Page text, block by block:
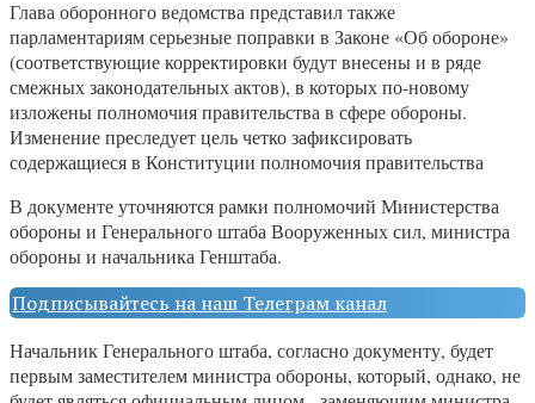
Глава оборонного ведомства представил также
парламентариям серьезные поправки в Законе «Об обороне»
(соответствующие корректировки будут внесены и в ряде
смежных законодательных актов), в которых по-новому
изложены полномочия правительства в сфере обороны.
Изменение преследует цель четко зафиксировать
содержащиеся в Конституции полномочия правительства
В документе уточняются рамки полномочий Министерства
обороны и Генерального штаба Вооруженных сил, министра
обороны и начальника Генштаба.
Подписывайтесь на наш Телеграм канал
Начальник Генерального штаба, согласно документу, будет
первым заместителем министра обороны, который, однако, не